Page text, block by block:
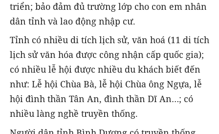
triển; bảo đảm đủ trường lớp cho con em nhân
dân tỉnh và lao động nhập cư.
Tỉnh có nhiều di tích lịch sử, văn hoá (11 di tích
lịch sử văn hóa được công nhận cấp quốc gia);
có nhiều lễ hội được nhiều du khách biết đến
như: Lễ hội Chùa Bà, lễ hội Chùa ông Ngựa, lễ
hội đình thần Tân An, đình thần Dĩ An…; có
nhiều làng nghề truyền thống.